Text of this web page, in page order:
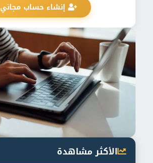
إنشاء حساب مجاني
الأكثر مشاهدة